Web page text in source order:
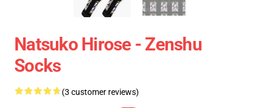
Natsuko Hirose - Zenshu
Socks
(3 customer reviews)